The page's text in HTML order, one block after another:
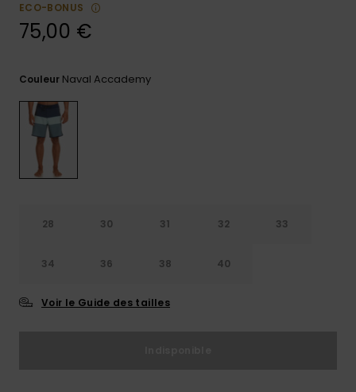
réponses
Consulter
ECO-BONUS
75,00 €
Couleur Naval Accademy
28 30 31 32 33
34 36 38 40
Voir le Guide des tailles